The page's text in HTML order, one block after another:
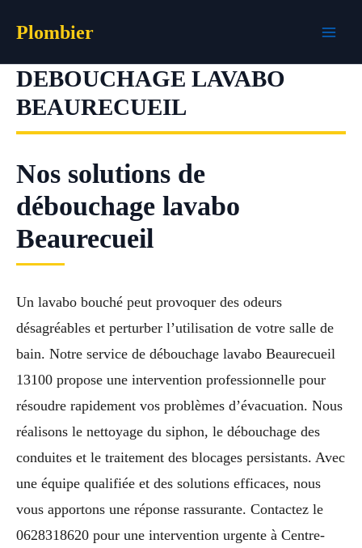
Plombier
DEBOUCHAGE LAVABO
BEAURECUEIL
Nos solutions de
débouchage lavabo
Beaurecueil
Un lavabo bouché peut provoquer des odeurs
désagréables et perturber l’utilisation de votre salle de
bain. Notre service de débouchage lavabo Beaurecueil
13100 propose une intervention professionnelle pour
résoudre rapidement vos problèmes d’évacuation. Nous
réalisons le nettoyage du siphon, le débouchage des
conduites et le traitement des blocages persistants. Avec
une équipe qualifiée et des solutions efficaces, nous
vous apportons une réponse rassurante. Contactez le
0628318620 pour une intervention urgente à Centre-